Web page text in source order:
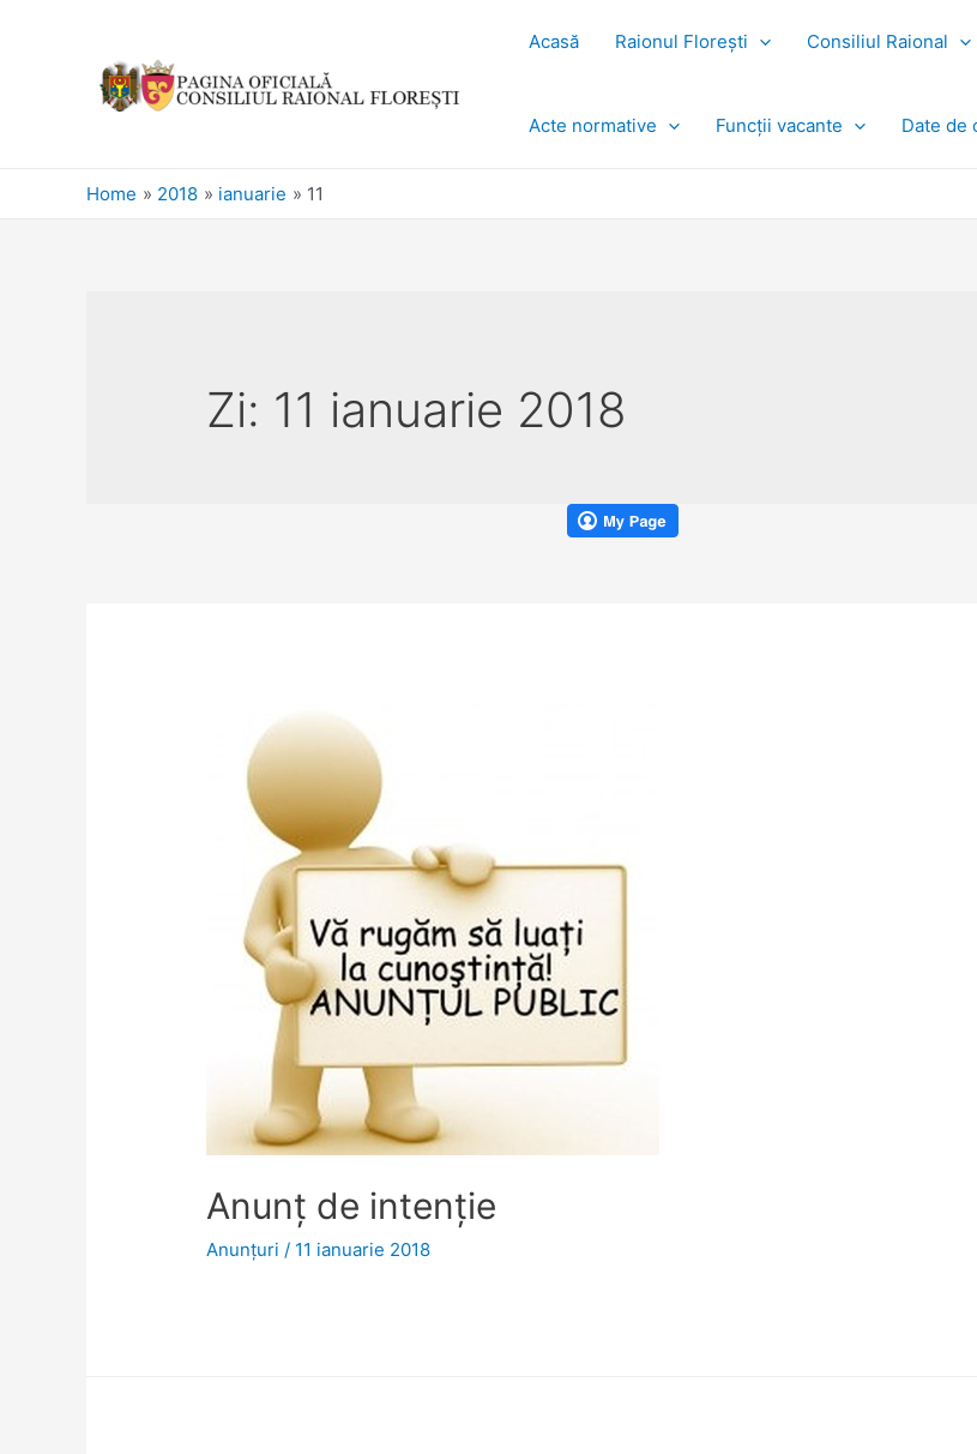
Acasă Raionul Florești Consiliul Raional
Acte normative Funcții vacante Date de
Home 2018 ianuarie 11
Zi: 11 ianuarie 2018
Anunţ de intenţie
Anunţuri / 11 ianuarie 2018